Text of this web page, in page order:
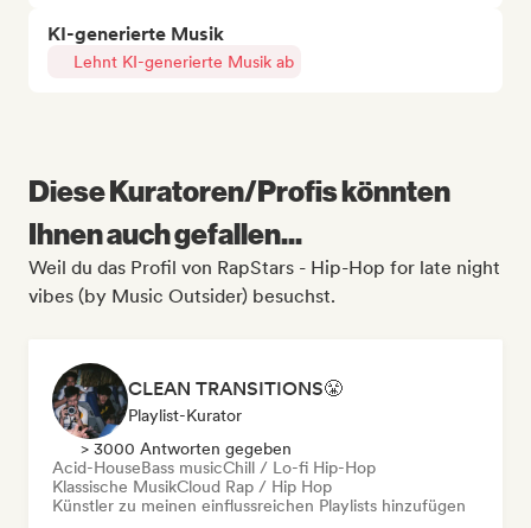
KI-generierte Musik
Lehnt KI-generierte Musik ab
Diese Kuratoren/Profis könnten
Ihnen auch gefallen...
Weil du das Profil von RapStars - Hip-Hop for late night
vibes (by Music Outsider) besuchst.
CLEAN TRANSITIONS😤
Playlist-Kurator
> 3000 Antworten gegeben
Acid-HouseBass musicChill / Lo-fi Hip-Hop
Klassische MusikCloud Rap / Hip Hop
Künstler zu meinen einflussreichen Playlists hinzufügen